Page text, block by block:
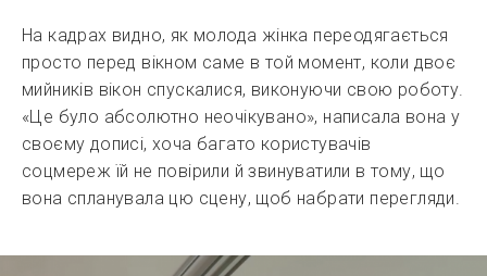
На кадрах видно, як молода жінка переодягається
просто перед вікном саме в той момент, коли двоє
мийників вікон спускалися, виконуючи свою роботу.
«Це було абсолютно неочікувано», написала вона у
своєму дописі, хоча багато користувачів
соцмереж їй не повірили й звинуватили в тому, що
вона спланувала цю сцену, щоб набрати перегляди.